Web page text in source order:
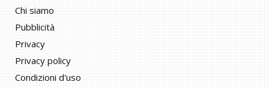
Chi siamo
Pubblicità
Privacy
Privacy policy
Condizioni d'uso